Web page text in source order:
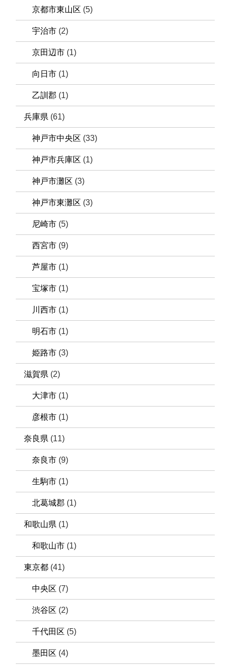
京都市東山区 (5)
宇治市 (2)
京田辺市 (1)
向日市 (1)
乙訓郡 (1)
兵庫県 (61)
神戸市中央区 (33)
神戸市兵庫区 (1)
神戸市灘区 (3)
神戸市東灘区 (3)
尼崎市 (5)
西宮市 (9)
芦屋市 (1)
宝塚市 (1)
川西市 (1)
明石市 (1)
姫路市 (3)
滋賀県 (2)
大津市 (1)
彦根市 (1)
奈良県 (11)
奈良市 (9)
生駒市 (1)
北葛城郡 (1)
和歌山県 (1)
和歌山市 (1)
東京都 (41)
中央区 (7)
渋谷区 (2)
千代田区 (5)
墨田区 (4)